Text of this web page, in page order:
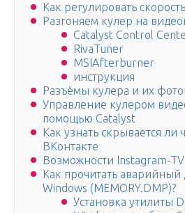
Как регулировать
Разгоняем кулер на
Catalyst Control
RivaTuner
MSIAfterburner
инструкция
Разъёмы кулера и их
Управление кулером
помощью Catalyst
Как узнать скрывается ли
ВКонтакте
Возможности Instagram-TV
Как прочитать аварийный
Windows (MEMORY.DMP)?
Установка утилиты